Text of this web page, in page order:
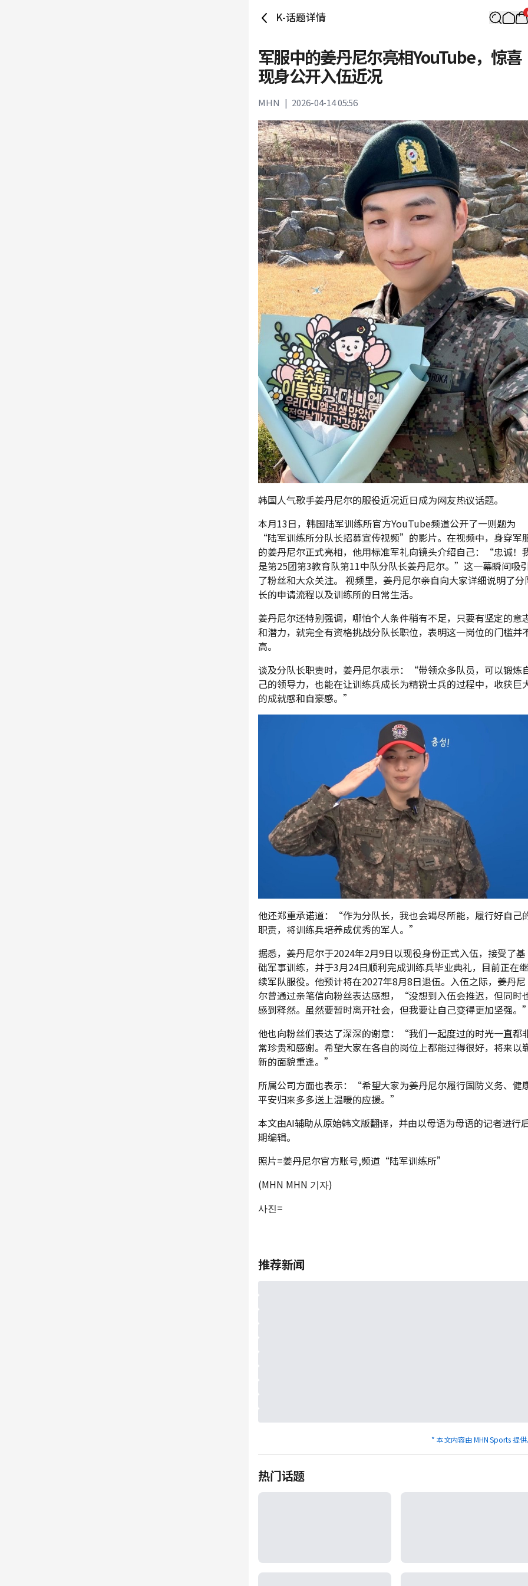
K-话题详情
军服中的姜丹尼尔亮相YouTube，惊喜
现身公开入伍近况
MHN | 2026-04-14 05:56
韩国人气歌手姜丹尼尔的服役近况近日成为网友热议话题。
本月13日，韩国陆军训练所官方YouTube频道公开了一则题为
“陆军训练所分队长招募宣传视频”的影片。在视频中，身穿军
的姜丹尼尔正式亮相，他用标准军礼向镜头介绍自己：“忠诚！
是第25团第3教育队第11中队分队长姜丹尼尔。”这一幕瞬间吸
了粉丝和大众关注。 视频里，姜丹尼尔亲自向大家详细说明了分
长的申请流程以及训练所的日常生活。
姜丹尼尔还特别强调，哪怕个人条件稍有不足，只要有坚定的意
和潜力，就完全有资格挑战分队长职位，表明这一岗位的门槛并
高。
谈及分队长职责时，姜丹尼尔表示：“带领众多队员，可以锻炼
己的领导力，也能在让训练兵成长为精锐士兵的过程中，收获巨
的成就感和自豪感。”
他还郑重承诺道：“作为分队长，我也会竭尽所能，履行好自己
职责，将训练兵培养成优秀的军人。”
据悉，姜丹尼尔于2024年2月9日以现役身份正式入伍，接受了基
础军事训练，并于3月24日顺利完成训练兵毕业典礼，目前正在继
续军队服役。他预计将在2027年8月8日退伍。入伍之际，姜丹尼
尔曾通过亲笔信向粉丝表达感想，“没想到入伍会推迟，但同时
感到释然。虽然要暂时离开社会，但我要让自己变得更加坚强
他也向粉丝们表达了深深的谢意：“我们一起度过的时光一直都
常珍贵和感谢。希望大家在各自的岗位上都能过得很好，将来以
新的面貌重逢。”
所属公司方面也表示：“希望大家为姜丹尼尔履行国防义务、健
平安归来多多送上温暖的应援。”
本文由AI辅助从原始韩文版翻译，并由以母语为母语的记者进行
期编辑。
照片=姜丹尼尔官方账号,频道“陆军训练所”
(MHN MHN 기자)
사진=
推荐新闻
* 本文内容由 MHN Sports 提
热门话题